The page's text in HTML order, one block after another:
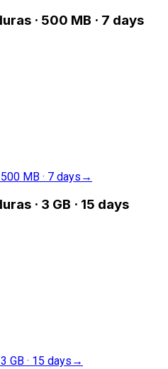
· 500 MB · 7 days
MB · 7 days →
· 3 GB · 15 days
GB · 15 days →